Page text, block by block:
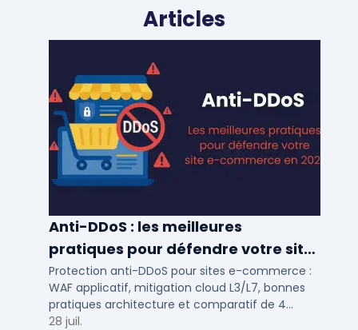
Articles
Anti-DDoS : les meilleures
pratiques pour défendre votre site
e-commerce en 2025
Protection anti-DDoS pour sites e-commerce :
WAF applicatif, mitigation cloud L3/L7, bonnes
pratiques architecture et comparatif de 4
solutions testees par des DSI en 2025.
28 juil.